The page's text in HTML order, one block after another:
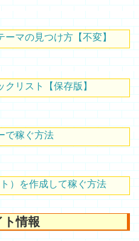
マの見つけ方【不変】
リスト【保存版】
で稼ぐ方法
）を作成して稼ぐ方法
ト情報